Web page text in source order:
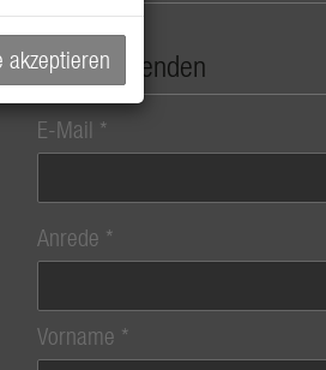
Anfrage senden
E-Mail
Anrede
Vorname
akzeptieren